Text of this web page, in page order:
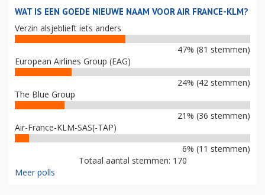
WAT IS EEN GOEDE NIEUWE NAAM VOOR AIR FRANCE-KLM?
Verzin alsjeblieft iets anders
47% (81 stemmen)
European Airlines Group (EAG)
24% (42 stemmen)
The Blue Group
21% (36 stemmen)
Air-France-KLM-SAS(-TAP)
6% (11 stemmen)
Totaal aantal stemmen: 170
Meer polls